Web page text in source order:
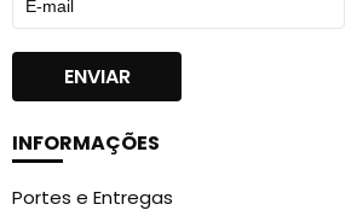
INFORMAÇÕES
Portes e Entregas